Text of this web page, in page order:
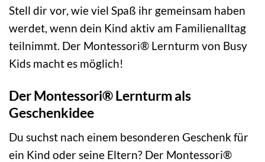
Stell dir vor, wie viel Spaß ihr gemeinsam haben
werdet, wenn dein Kind aktiv am Familienalltag
teilnimmt. Der Montessori® Lernturm von Busy
Kids macht es möglich!
Der Montessori® Lernturm als
Geschenkidee
Du suchst nach einem besonderen Geschenk für
ein Kind oder seine Eltern? Der Montessori®